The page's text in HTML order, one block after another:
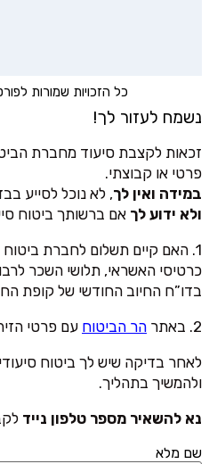
כל הזכויות שמורות לפורטל
נשמח לעזור לך!
זכאות לקצבת סיעוד מחברת
פרטי או קבוצתי.
במידה ואין לך, לא נוכל לסייע
ולא ידוע לך אם ברשותך ביטוח
1. האם קיים תשלום לחברת
כרטיסי האשראי, תלושי השכר
בדו”ח החיוב החודשי של קופת
2. באתר
הר הביטוח עם פרטי
לאחר בדיקה שיש לך ביטוח
ולהמשיך בתהליך.
נא להשאיר מספר טלפון נייד
שם מלא